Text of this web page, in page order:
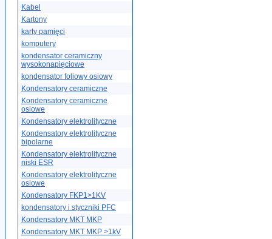
Kabel
Kartony
karty pamięci
komputery
kondensator ceramiczny
wysokonapięciowe
kondensator foliowy osiowy
Kondensatory ceramiczne
Kondensatory ceramiczne
osiowe
Kondensatory elektrolityczne
Kondensatory elektrolityczne
bipolarne
Kondensatory elektrolityczne
niski ESR
Kondensatory elektrolityczne
osiowe
Kondensatory FKP1>1KV
kondensatory i styczniki PFC
Kondensatory MKT MKP
Kondensatory MKT MKP >1kV